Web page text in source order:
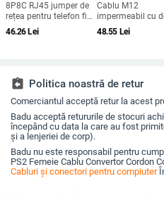
8P8C RJ45 jumper de
rețea pentru telefon fix
— cupru fără oxigen, 2
m, contacte placate cu
46.26Lei
Cablu M12
impermeabil cu
de praf pentru
iluminat sub
alimentare
personalizabil
48.55 Lei
assignment_return Politica noastră de retur
Comerciantul acceptă retur la acest
Badu acceptă retururile de stocuri
începând cu data la care au fost
și a lenjeriei de corp).
Badu nu este responsabil pentru
PS2 Femeie Cablu Convertor Cordon
Cabluri și conectori pentru compiuter